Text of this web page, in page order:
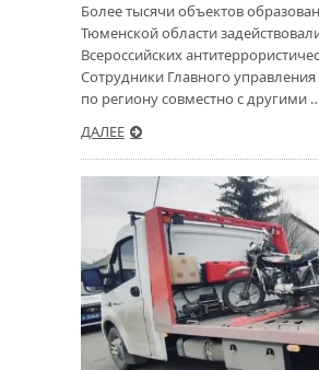
Более тысячи объектов
Тюменской области
Всероссийских
Сотрудники Главного
по региону совместно с другими
ДАЛЕЕ